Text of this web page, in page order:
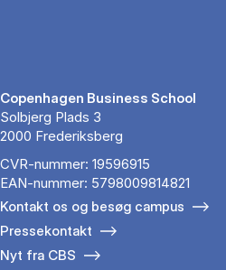
Copenhagen Business School
Solbjerg Plads 3
2000 Frederiksberg
CVR-nummer: 19596915
EAN-nummer: 5798009814821
Kontakt os og besøg campus
Pressekontakt
Nyt fra CBS